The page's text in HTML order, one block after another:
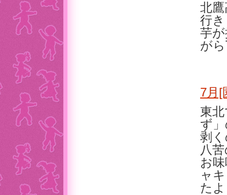
北
行
芋
が
7月[
東
ず
剥
八
お
ャ
た